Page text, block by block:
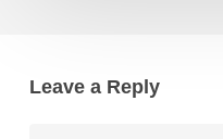
Leave a Reply